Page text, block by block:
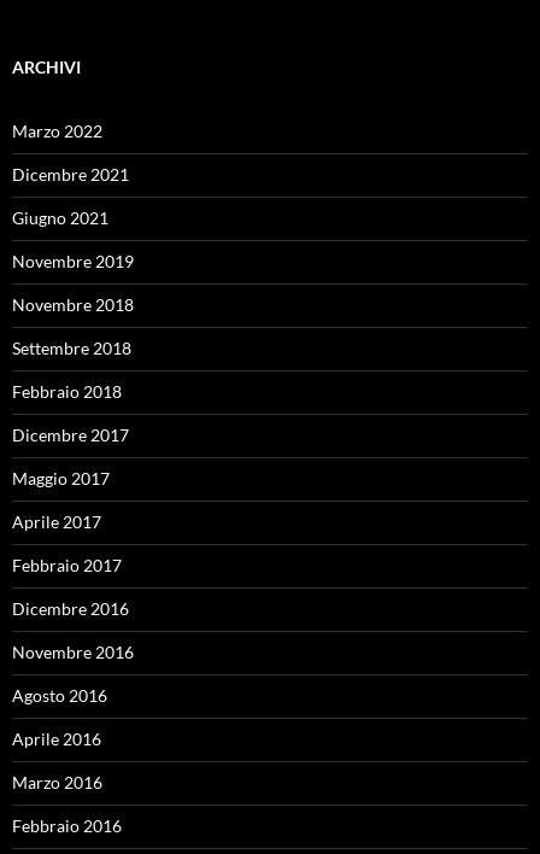
ARCHIVI
Marzo 2022
Dicembre 2021
Giugno 2021
Novembre 2019
Novembre 2018
Settembre 2018
Febbraio 2018
Dicembre 2017
Maggio 2017
Aprile 2017
Febbraio 2017
Dicembre 2016
Novembre 2016
Agosto 2016
Aprile 2016
Marzo 2016
Febbraio 2016